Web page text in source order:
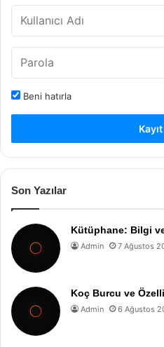
Beni hatırla
Son Yazılar
Kütüphane: Bilgi
Admin 7 Ağustos
Koç Burcu ve
Admin 6 Ağustos